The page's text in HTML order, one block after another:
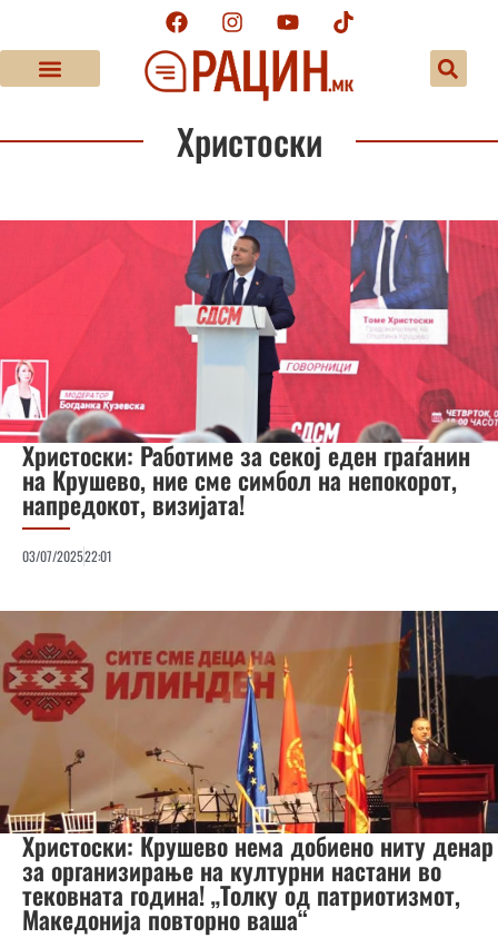
Христоски
Христоски: Работиме за секој еден граѓанин
на Крушево, ние сме симбол на непокорот,
напредокот, визијата!
03/07/202522:01
Христоски: Крушево нема добиено ниту денар
за организирање на културни настани во
тековната година! „Толку од патриотизмот,
Македонија повторно ваша“